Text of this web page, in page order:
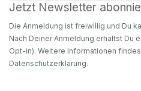
Jetzt Newsletter
Die Anmeldung ist freiwillig und Du
Nach Deiner Anmeldung erhältst Du
Opt-in). Weitere Informationen
Datenschutzerklärung.